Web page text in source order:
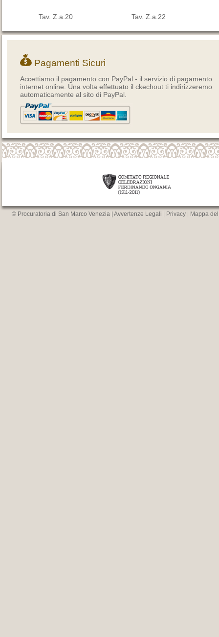
Tav. Z.a.20 Tav. Z.a.22
Pagamenti Sicuri
Accettiamo il pagamento con PayPal - il servizio di pagamento
internet online. Una volta effettuato il ckechout ti indirizzeremo
automaticamente al sito di PayPal.
© Procuratoria di San Marco Venezia | Avvertenze Legali Privacy Mappa